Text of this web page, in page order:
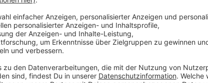
Anzeige
Finanzämter in NRW sind nicht mehr
Anzeige